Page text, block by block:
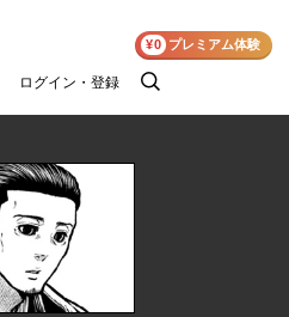
ログイン・登録
検
¥0 プレミアム体験